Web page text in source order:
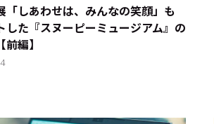
「しあわせは、みんなの笑顔」も
した『スヌーピーミュージアム』の
編】